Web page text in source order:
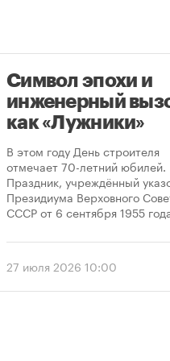
Символ эпохи и
инженерный
как «Лужники»
стали символом
Дня строителя
В этом году День строителя
отмечает 70-летний юбилей.
Праздник, учреждённый
Президиума Верховного
СССР от 6 сентября 1955
1956 года. И главным
стало открытие Большой
спортивной арены
27 июля 2026 10:00